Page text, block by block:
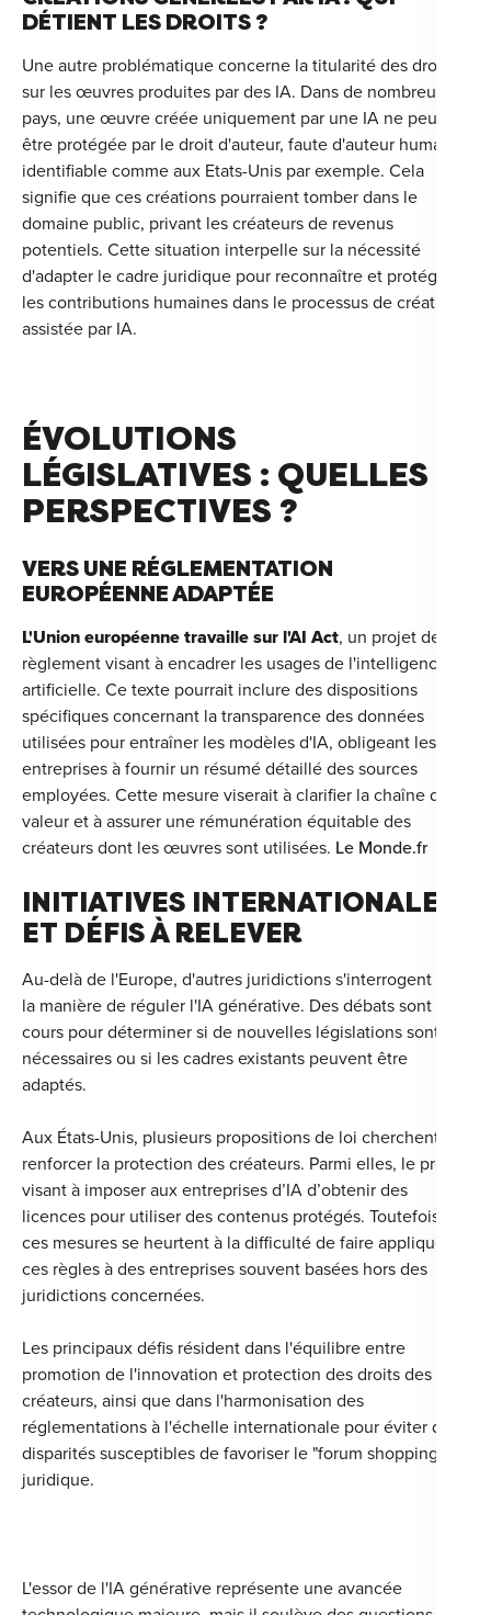
DÉTIENT LES DROITS ?
Une autre problématique concerne la titularité des droits
sur les œuvres produites par des IA. Dans de nombreux
pays, une œuvre créée uniquement par une IA ne peut
être protégée par le droit d'auteur, faute d'auteur humain
identifiable comme aux Etats-Unis par exemple. Cela
signifie que ces créations pourraient tomber dans le
domaine public, privant les créateurs de revenus
potentiels. Cette situation interpelle sur la nécessité
d'adapter le cadre juridique pour reconnaître et protéger
les contributions humaines dans le processus de création
assistée par IA.
ÉVOLUTIONS
LÉGISLATIVES : QUELLES
PERSPECTIVES ?
VERS UNE RÉGLEMENTATION
EUROPÉENNE ADAPTÉE
L'Union européenne travaille sur l'AI Act, un projet de
règlement visant à encadrer les usages de l'intelligence
artificielle. Ce texte pourrait inclure des dispositions
spécifiques concernant la transparence des données
utilisées pour entraîner les modèles d'IA, obligeant les
entreprises à fournir un résumé détaillé des sources
employées. Cette mesure viserait à clarifier la chaîne de
valeur et à assurer une rémunération équitable des
créateurs dont les œuvres sont utilisées. Le Monde.fr
INITIATIVES INTERNATIONALES
ET DÉFIS À RELEVER
Au-delà de l'Europe, d'autres juridictions s'interrogent sur
la manière de réguler l'IA générative. Des débats sont en
cours pour déterminer si de nouvelles législations sont
nécessaires ou si les cadres existants peuvent être
adaptés.
Aux États-Unis, plusieurs propositions de loi cherchent à
renforcer la protection des créateurs. Parmi elles, le projet
visant à imposer aux entreprises d’IA d’obtenir des
licences pour utiliser des contenus protégés. Toutefois,
ces mesures se heurtent à la difficulté de faire appliquer
ces règles à des entreprises souvent basées hors des
juridictions concernées.
Les principaux défis résident dans l'équilibre entre
promotion de l'innovation et protection des droits des
créateurs, ainsi que dans l'harmonisation des
réglementations à l'échelle internationale pour éviter des
disparités susceptibles de favoriser le "forum shopping"
juridique.
L'essor de l'IA générative représente une avancée